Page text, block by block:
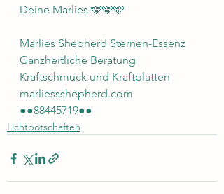
Deine Marlies 🩵🩵🩵
Marlies Shepherd Sternen-Essenz
Ganzheitliche Beratung
Kraftschmuck und Kraftplatten
marliessshepherd.com
●●88445719●●
Lichtbotschaften